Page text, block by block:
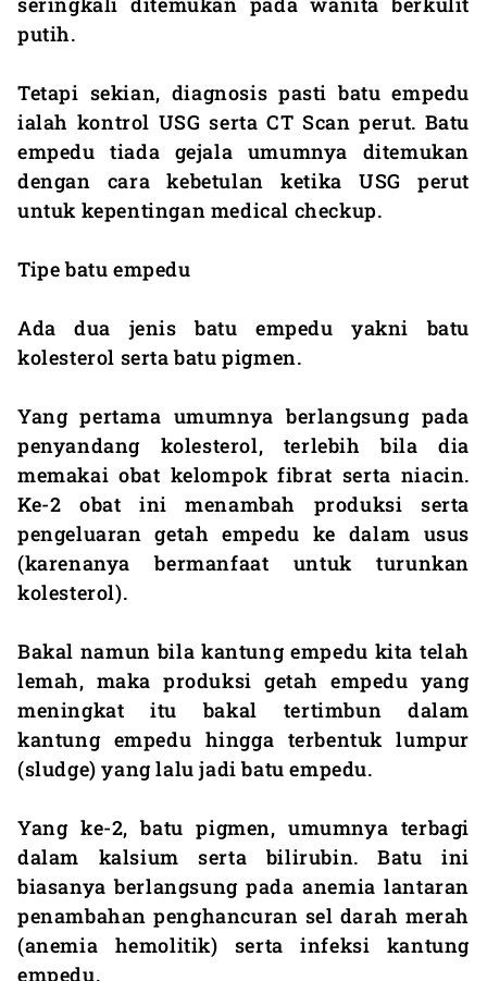
putih.
Tetapi sekian, diagnosis pasti batu empedu
ialah kontrol USG serta CT Scan perut. Batu
empedu tiada gejala umumnya ditemukan
dengan cara kebetulan ketika USG perut
untuk kepentingan medical checkup.
Tipe batu empedu
Ada dua jenis batu empedu yakni batu
kolesterol serta batu pigmen.
Yang pertama umumnya berlangsung pada
penyandang kolesterol, terlebih bila dia
memakai obat kelompok fibrat serta niacin.
Ke-2 obat ini menambah produksi serta
pengeluaran getah empedu ke dalam usus
(karenanya bermanfaat untuk turunkan
kolesterol).
Bakal namun bila kantung empedu kita telah
lemah, maka produksi getah empedu yang
meningkat itu bakal tertimbun dalam
kantung empedu hingga terbentuk lumpur
(sludge) yang lalu jadi batu empedu.
Yang ke-2, batu pigmen, umumnya terbagi
dalam kalsium serta bilirubin. Batu ini
biasanya berlangsung pada anemia lantaran
penambahan penghancuran sel darah merah
(anemia hemolitik) serta infeksi kantung
empedu.